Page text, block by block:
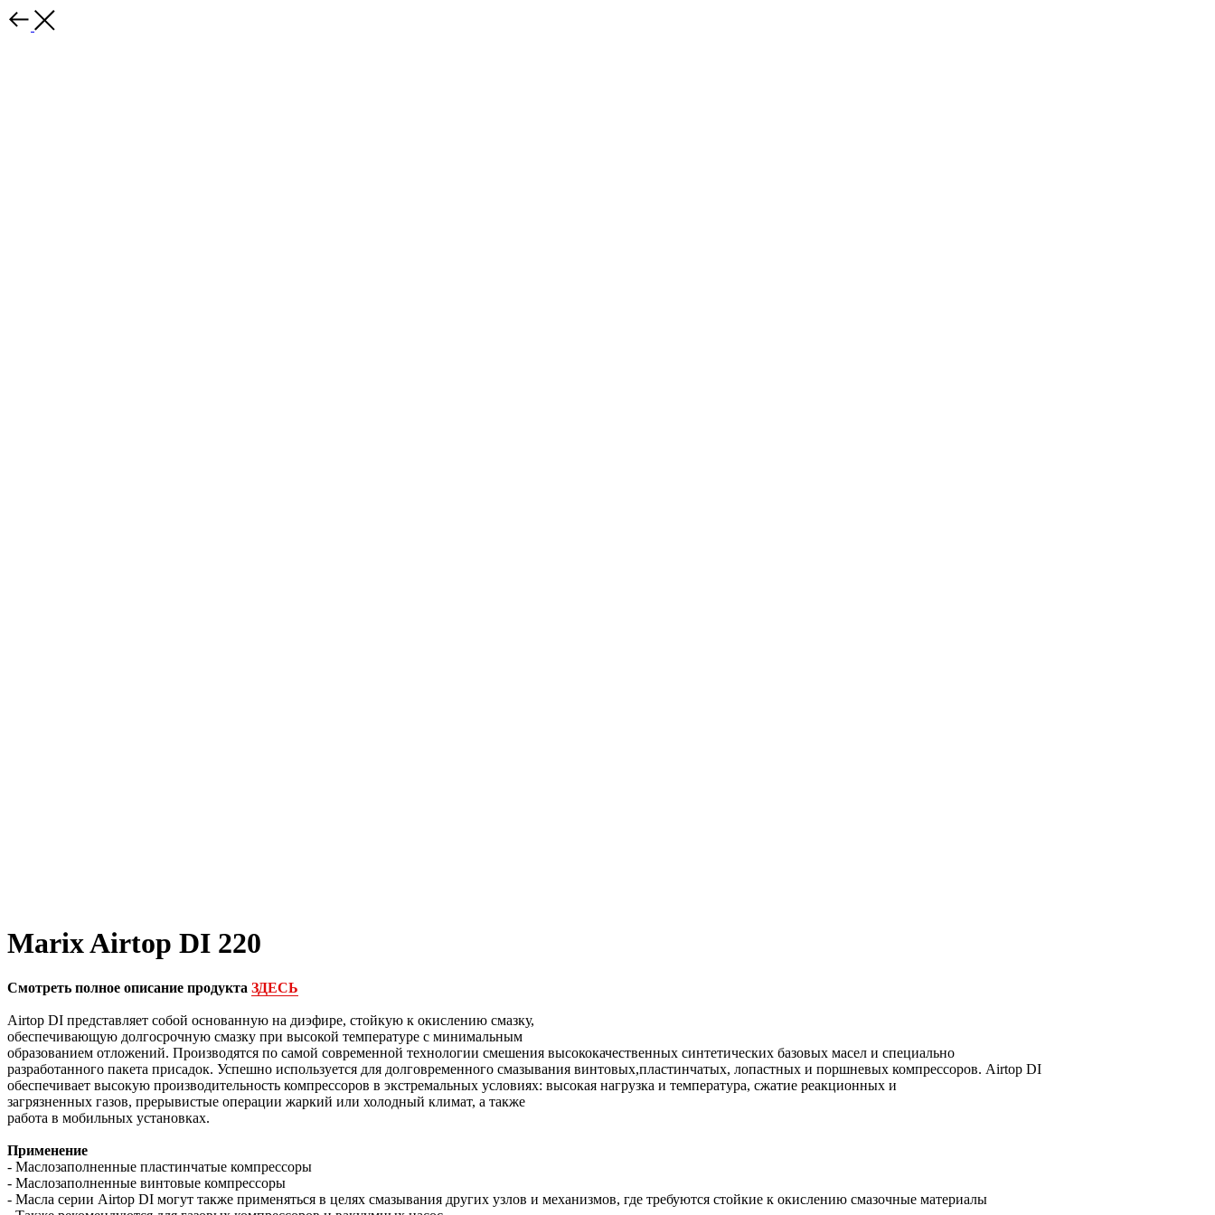
Marix Airtop DI 220
Смотреть полное описание продукта ЗДЕСЬ
Airtop DI представляет собой основанную на диэфире, стойкую к окислению смазку,
обеспечивающую долгосрочную смазку при высокой температуре с минимальным
образованием отложений. Производятся по самой современной технологии смешения высококачественных синтетических базовых масел и специально
разработанного пакета присадок. Успешно используется для долговременного смазывания винтовых,пластинчатых, лопастных и поршневых компрессоров. Airtop DI
обеспечивает высокую производительность компрессоров в экстремальных условиях: высокая нагрузка и температура, сжатие реакционных и
загрязненных газов, прерывистые операции жаркий или холодный климат, а также
работа в мобильных установках.
Применение
- Маслозаполненные пластинчатые компрессоры
- Маслозаполненные винтовые компрессоры
- Масла серии Airtop DI могут также применяться в целях смазывания других узлов и механизмов, где требуются стойкие к окислению смазочные материалы